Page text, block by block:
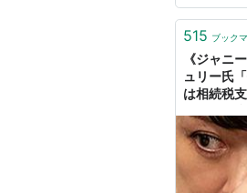
515 ブック
《ジャニ
ュリー氏
は相続税
者やファ
| 文春オン